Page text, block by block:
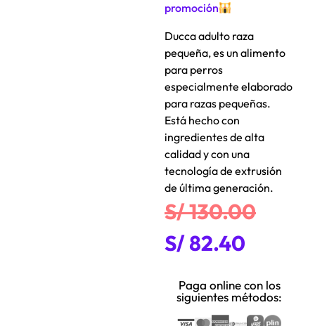
promoción
Ducca adulto raza
pequeña, es un alimento
para perros
especialmente elaborado
para razas pequeñas.
Está hecho con
ingredientes de alta
calidad y con una
tecnología de extrusión
de última generación.
S/130.00
S/82.40
Paga online con los
siguientes métodos: